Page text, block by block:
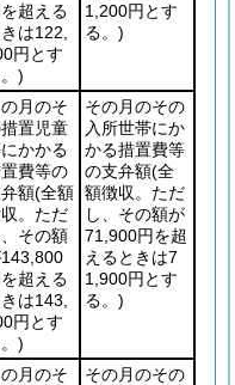
超える
は122,
円とす
)
1,200円とす
る。)
月のそ
置児童
かかる
費等の
額(全額
。ただ
、その額
超える
は143,
円とす
)
その月のその
入所世帯にか
かる措置費等
の支弁額(全
額徴収。ただ
し、その額が
71,900円を超
えるときは7
1,900円とす
る。)
月のそ
その月のその